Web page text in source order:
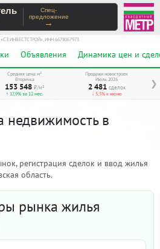
Спец-
предложение
→
ИНВЕСТСТРОЙ», ИНН 6678067973
Объявления Динамика цен и
❯
Средняя цена м²
Вторичка
153 548 ₽/м²
↑ 17,9% за 12 мес.
Продажи новостроек
Июль 2026
2 481 сделок
↓ 5,3% к июню
недвижимость в
регистрация сделок и ввод жилья
область.
рынка жилья